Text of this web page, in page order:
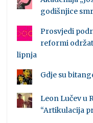
godišnjice
Prosvjedi
reformi održat
lipnja
Gdje su
Leon Lučev u
“Artikulacija